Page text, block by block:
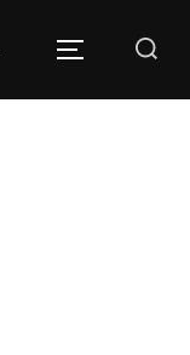
Caută COMUTĂ